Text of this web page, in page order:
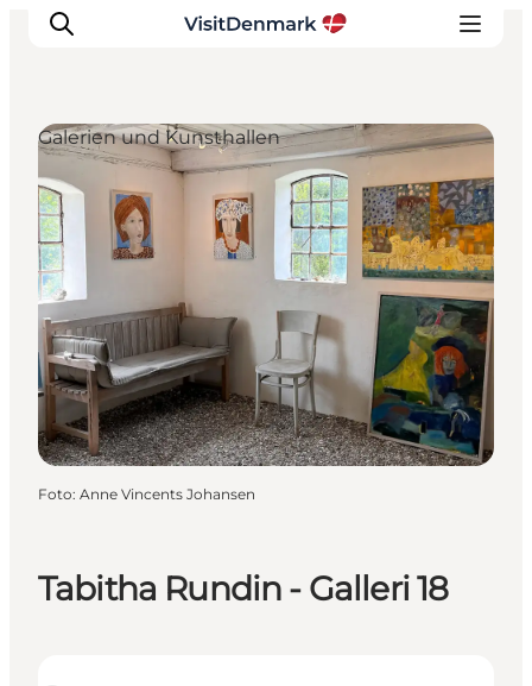
Inspiration
Regionen
Erlebnisse
Unterkünfte
Reiseplanung
Tabitha Rundin - Galleri 18
Galerien und Kunsthallen
Foto: Anne Vincents Johansen